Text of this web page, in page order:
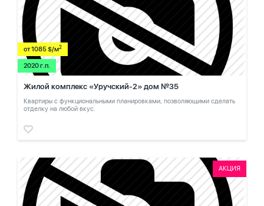
от 1085 $/м2
2020 г.п.
Жилой комплекс «Уручский-2» дом №35
Квартиры с функциональными планировками, позволяющими сделать
отделку на любой вкус.
АКЦИЯ